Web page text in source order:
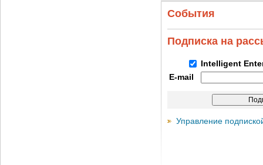
События
Подписка на
Intelligent
E-mail
Управление